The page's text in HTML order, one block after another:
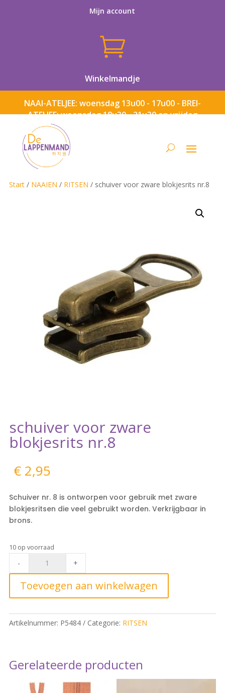
Mijn account

Winkelmandje
NAAI-ATELJEE: woensdag 13u00 - 17u00 - BREI-
ATELJEE: woensdag 18u30 - 21u30 en vrijdag
Start/ NAAIEN / RITSEN / schuiver voor zware blokjesrits nr.8
schuiver voor zware
blokjesrits nr.8
€2,95
Schuiver nr. 8 is ontworpen voor gebruik met zware
blokjesritsen die veel gebruikt worden. Verkrijgbaar in
brons.
10 op voorraad
zware
quantity
- +
Toevoegen aan winkelwagen
Artikelnummer: P5484 Categorie: RITSEN
Gerelateerde producten